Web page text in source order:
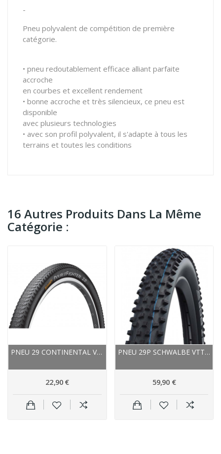
-
Pneu polyvalent de compétition de première
catégorie.
• pneu redoutablement efficace alliant parfaite
accroche
en courbes et excellent rendement
• bonne accroche et très silencieux, ce pneu est
disponible
avec plusieurs technologies
• avec son profil polyvalent, il s'adapte à tous les
terrains et toutes les conditions
16 Autres Produits Dans La Même
Catégorie :
PNEU 29 CONTINENTAL VTT ROUTE DOUBLEFIGHTER III...
22,90 €
PNEU 29P SCHWALBE VTT ROCKET RON HS438 EVO...
59,90 €